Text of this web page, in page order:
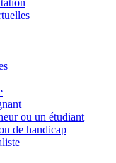
ou un étudiant
de handicap